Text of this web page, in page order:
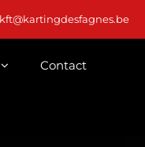
Contact